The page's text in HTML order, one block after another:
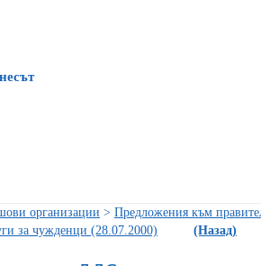
организации > Предложения към
за чужденци (28.07.2000)
(Назад)